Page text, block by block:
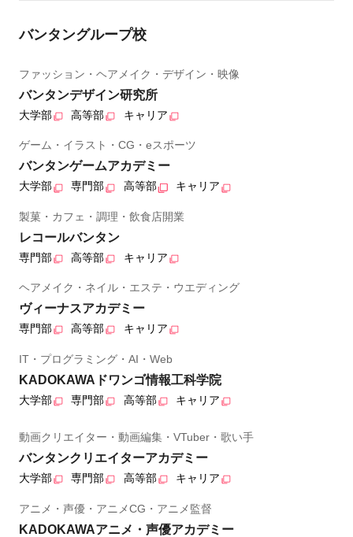
バンタングループ校
ファッション・ヘアメイク・デザイン・映像
バンタンデザイン研究所
大学部 高等部 キャリア
ゲーム・イラスト・CG・eスポーツ
バンタンゲームアカデミー
大学部 専門部 高等部 キャリア
製菓・カフェ・調理・飲食店開業
レコールバンタン
専門部 高等部 キャリア
ヘアメイク・ネイル・エステ・ウエディング
ヴィーナスアカデミー
専門部 高等部 キャリア
IT・プログラミング・AI・Web
KADOKAWAドワンゴ情報工科学院
大学部 専門部 高等部 キャリア
動画クリエイター・動画編集・VTuber・歌い手
バンタンクリエイターアカデミー
大学部 専門部 高等部 キャリア
アニメ・声優・アニメCG・アニメ監督
KADOKAWAアニメ・声優アカデミー